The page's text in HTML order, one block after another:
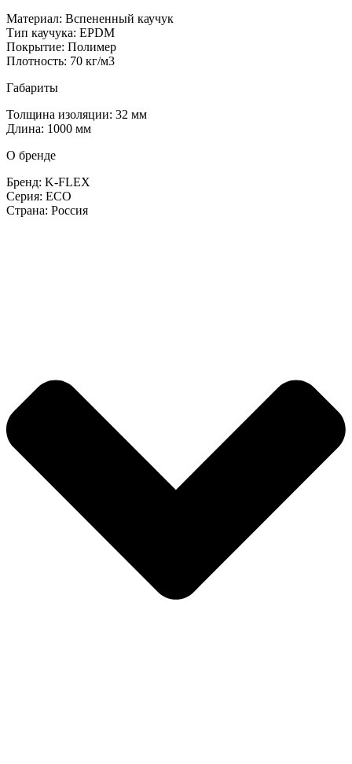
Материал: Вспененный каучук
Тип каучука: EPDM
Покрытие: Полимер
Плотность: 70 кг/м3
Габариты
Толщина изоляции: 32 мм
Длина: 1000 мм
О бренде
Бренд: K-FLEX
Серия: ECO
Страна: Россия